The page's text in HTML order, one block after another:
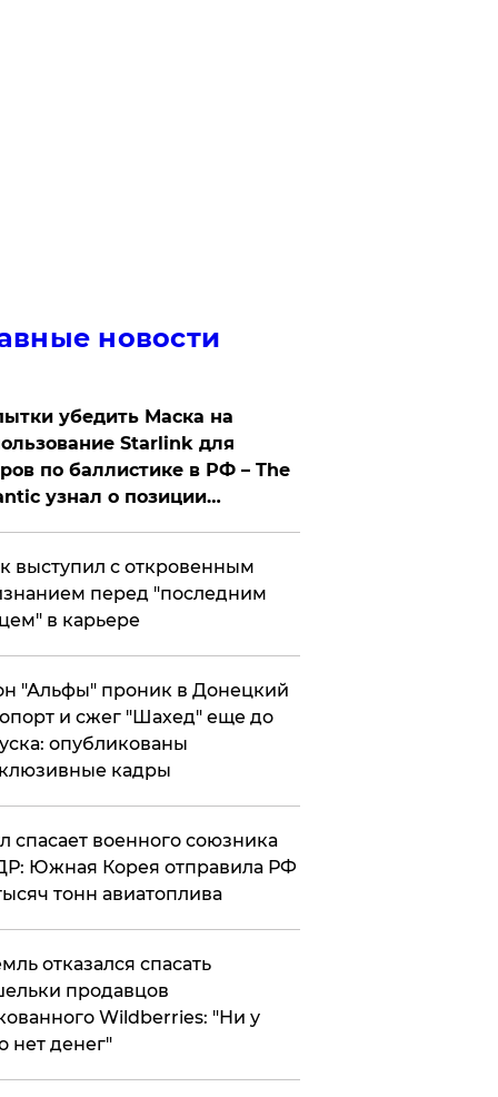
новости
убедить Маска на
Starlink для
по баллистике в РФ – The
узнал о позиции
выступил с откровенным
перед "последним
в карьере
"Альфы" проник в Донецкий
и сжег "Шахед" еще до
опубликованы
кадры
спасает военного союзника
Южная Корея отправила РФ
тонн авиатоплива
отказался спасать
продавцов
Wildberries: "Ни у
нет денег"